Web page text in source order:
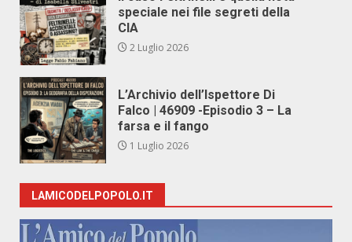
speciale nei file segreti della
CIA
2 Luglio 2026
L’Archivio dell’Ispettore Di
Falco | 46909 -Episodio 3 – La
farsa e il fango
1 Luglio 2026
LAMICODELPOPOLO.IT